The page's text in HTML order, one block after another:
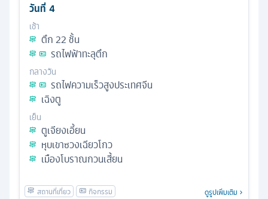
วันที่ 4
เช้า
ตึก 22 ชั้น
รถไฟฟ้าทะลุตึก
กลางวัน
รถไฟความเร็วสูงประเทศจีน
เฉิงตู
เย็น
ตูเจียงเอี้ยน
หุบเขาซวงเฉียวโกว
เมืองโบราณกวนเสี้ยน
ดูรูปเพิ่มเติม